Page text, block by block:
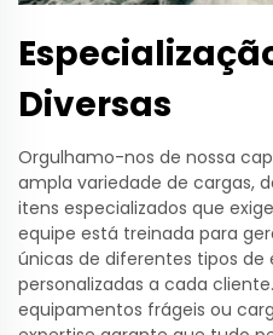
Diversas
Orgulhamo-nos de nossa
ampla variedade de cargas,
itens especializados que
equipe está treinada para
únicas de diferentes tipos de
personalizadas a cada
equipamentos frágeis ou